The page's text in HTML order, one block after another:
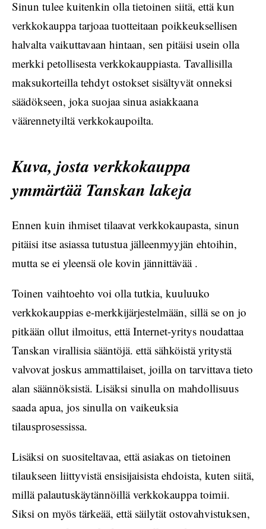
Sinun tulee kuitenkin olla tietoinen siitä, että kun
verkkokauppa tarjoaa tuotteitaan poikkeuksellisen
halvalta vaikuttavaan hintaan, sen pitäisi usein olla
merkki petollisesta verkkokauppiasta. Tavallisilla
maksukorteilla tehdyt ostokset sisältyvät onneksi
säädökseen, joka suojaa sinua asiakkaana
väärennetyiltä verkkokaupoilta.
Kuva, josta verkkokauppa
ymmärtää Tanskan lakeja
Ennen kuin ihmiset tilaavat verkkokaupasta, sinun
pitäisi itse asiassa tutustua jälleenmyyjän ehtoihin,
mutta se ei yleensä ole kovin jännittävää .
Toinen vaihtoehto voi olla tutkia, kuuluuko
verkkokauppias e-merkkijärjestelmään, sillä se on jo
pitkään ollut ilmoitus, että Internet-yritys noudattaa
Tanskan virallisia sääntöjä. että sähköistä yritystä
valvovat joskus ammattilaiset, joilla on tarvittava tieto
alan säännöksistä. Lisäksi sinulla on mahdollisuus
saada apua, jos sinulla on vaikeuksia
tilausprosessissa.
Lisäksi on suositeltavaa, että asiakas on tietoinen
tilaukseen liittyvistä ensisijaisista ehdoista, kuten siitä,
millä palautuskäytännöillä verkkokauppa toimii.
Siksi on myös tärkeää, että säilytät ostovahvistuksen,